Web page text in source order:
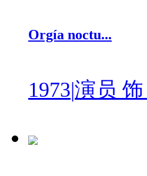
Orgía noctu...
1973|演员 饰